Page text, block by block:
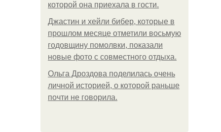
которой она приехала в гости.
Джастин и хейли бибер, которые в
прошлом месяце отметили восьмую
годовщину помолвки, показали
новые фото с совместного отдыха.
Ольга Дроздова поделилась очень
личной историей, о которой раньше
почти не говорила.